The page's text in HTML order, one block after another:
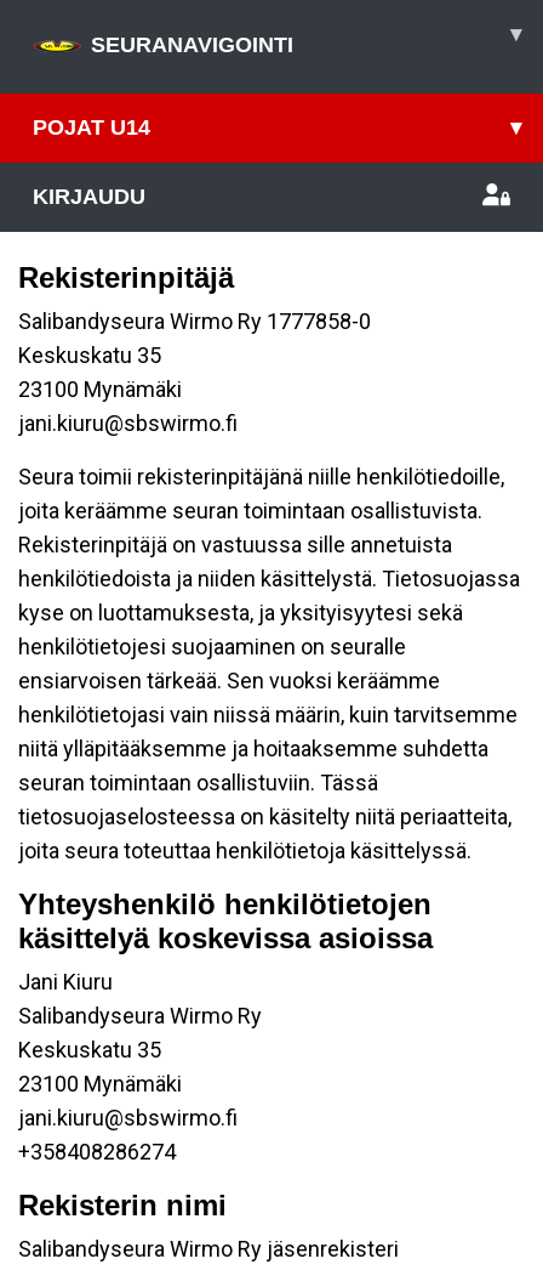
SEURANAVIGOINTI ▾
POJAT U14 ▾
KIRJAUDU
Rekisterinpitäjä
Salibandyseura Wirmo Ry 1777858-0
Keskuskatu 35
23100 Mynämäki
jani.kiuru@sbswirmo.fi
Seura toimii rekisterinpitäjänä niille henkilötiedoille,
joita keräämme seuran toimintaan osallistuvista.
Rekisterinpitäjä on vastuussa sille annetuista
henkilötiedoista ja niiden käsittelystä. Tietosuojassa
kyse on luottamuksesta, ja yksityisyytesi sekä
henkilötietojesi suojaaminen on seuralle
ensiarvoisen tärkeää. Sen vuoksi keräämme
henkilötietojasi vain niissä määrin, kuin tarvitsemme
niitä ylläpitääksemme ja hoitaaksemme suhdetta
seuran toimintaan osallistuviin. Tässä
tietosuojaselosteessa on käsitelty niitä periaatteita,
joita seura toteuttaa henkilötietoja käsittelyssä.
Yhteyshenkilö henkilötietojen
käsittelyä koskevissa asioissa
Jani Kiuru
Salibandyseura Wirmo Ry
Keskuskatu 35
23100 Mynämäki
jani.kiuru@sbswirmo.fi
+358408286274
Rekisterin nimi
Salibandyseura Wirmo Ry jäsenrekisteri